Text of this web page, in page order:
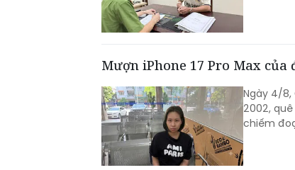
Mượn iPhone 17 Pro Max
Ngày 4/8,
2002,
chiếm